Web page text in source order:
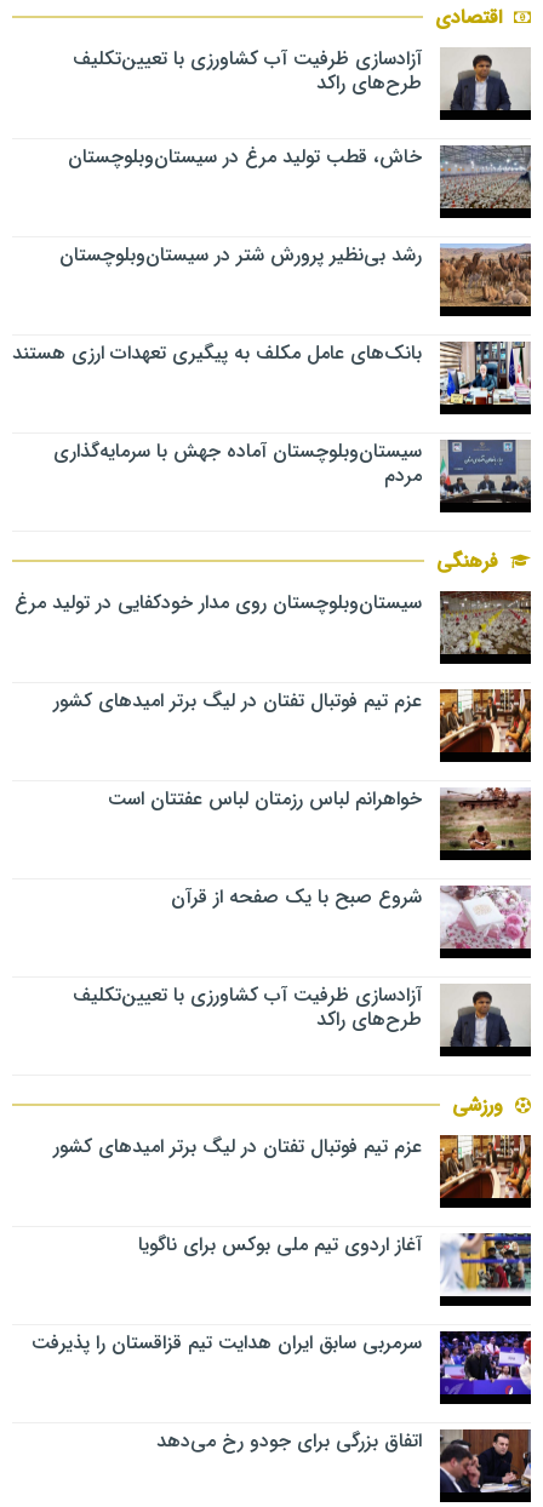
اقتصادی
آزادسازی ظرفیت آب کشاورزی با تعیین‌تکلیف
طرح‌های راکد
خاش، قطب تولید مرغ در سیستان‌وبلوچستان
رشد بی‌نظیر پرورش شتر در سیستان‌وبلوچستان
بانک‌های عامل مکلف به پیگیری تعهدات ارزی هستند
سیستان‌وبلوچستان آماده جهش با سرمایه‌گذاری
مردم
فرهنگی
سیستان‌وبلوچستان روی مدار خودکفایی در تولید مرغ
عزم تیم فوتبال تفتان در لیگ برتر امیدهای کشور
خواهرانم لباس رزمتان لباس عفتتان است
شروع صبح با یک صفحه از قرآن
آزادسازی ظرفیت آب کشاورزی با تعیین‌تکلیف
طرح‌های راکد
ورزشی
عزم تیم فوتبال تفتان در لیگ برتر امیدهای کشور
آغاز اردوی تیم ملی بوکس برای ناگویا
سرمربی سابق ایران هدایت تیم قزاقستان را پذیرفت
اتفاق بزرگی برای جودو رخ می‌دهد